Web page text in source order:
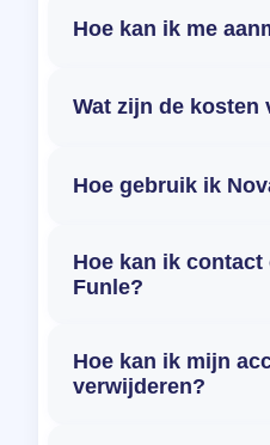
Hoe kan ik me
Wat zijn de kosten
Hoe gebruik ik
Hoe kan ik contact
Funle?
Hoe kan ik mijn
verwijderen?